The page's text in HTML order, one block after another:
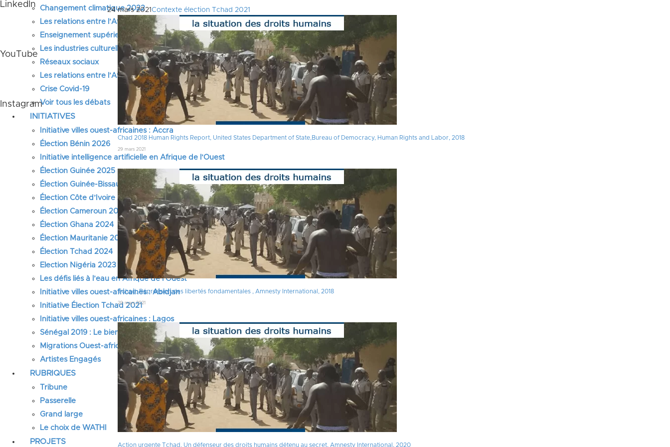
LinkedIn
YouTube
Instagram
Changement climatique 2022
Les relations entre l’Afrique de l’Ouest et l’Europe 2022
Enseignement supérieur 2021
Les industries culturelles et créatives
Réseaux sociaux
Les relations entre l’Afrique de l’Ouest et la Chine
Crise Covid-19
Voir tous les débats
INITIATIVES
Initiative villes ouest-africaines : Accra
Élection Bénin 2026
Initiative intelligence artificielle en Afrique de l’Ouest
Élection Guinée 2025
Élection Guinée-Bissau 2025
Élection Côte d’Ivoire 2025
Élection Cameroun 2025
Élection Ghana 2024
Élection Mauritanie 2024
Élection Tchad 2024
Election Nigéria 2023
Les défis liés à l’eau en Afrique de l’Ouest
Initiative villes ouest-africaines : Abidjan
Initiative Élection Tchad 2021
Initiative villes ouest-africaines : Lagos
Sénégal 2019 : Le bien-être des femmes et des filles au cœur du débat électoral
Migrations Ouest-africaines
Artistes Engagés
RUBRIQUES
Tribune
Passerelle
Grand large
Le choix de WATHI
PROJETS
24 mars 2021Contexte élection Tchad 2021
Chad 2018 Human Rights Report, United States Department of State,Bureau of Democracy, Human Rights and Labor, 2018
29 mars 2021
Tchad, Répression des libertés fondamentales , Amnesty International, 2018
29 mars 2021
Action urgente Tchad. Un défenseur des droits humains détenu au secret, Amnesty International, 2020